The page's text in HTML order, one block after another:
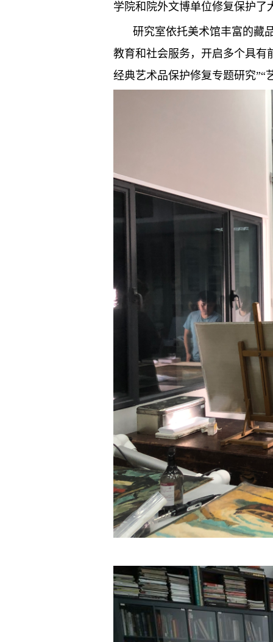
学院和院外文博单位修复保护了
研究室依托美术馆丰富的藏
教育和社会服务，开启多个具有
经典艺术品保护修复专题研究”“